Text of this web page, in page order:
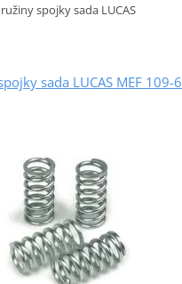
spojky sada LUCAS
sada LUCAS MEF 109-6